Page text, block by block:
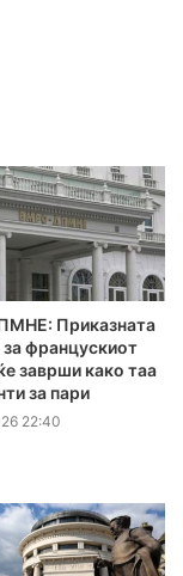
Приказната
францускиот
заврши како таа
за пари
22:40